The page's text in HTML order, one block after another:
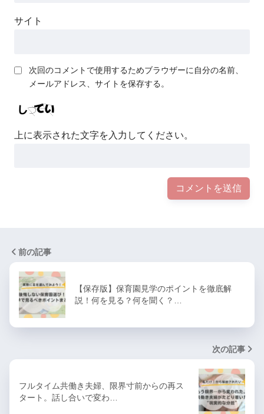
サイト
次回のコメントで使用するためブラウザーに自分の名前、
メールアドレス、サイトを保存する。
上に表示された文字を入力してください。
前の記事
【保存版】保育園見学のポイントを徹底解
説！何を見る？何を聞く？…
次の記事
フルタイム共働き夫婦、限界寸前からの再ス
タート。話し合いで変わ…